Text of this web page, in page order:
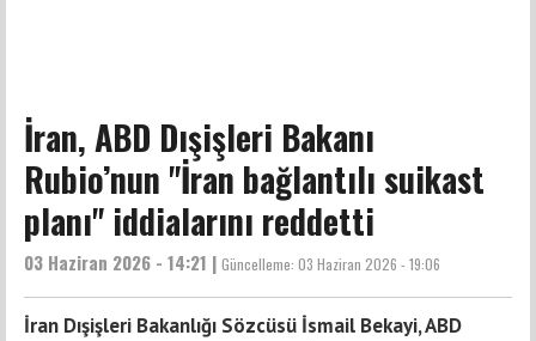
İran, ABD Dışişleri Bakanı
Rubio’nun "İran bağlantılı suikast
planı" iddialarını reddetti
03 Haziran 2026 - 14:21 | Güncelleme: 03 Haziran 2026 - 19:06
İran Dışişleri Bakanlığı Sözcüsü İsmail Bekayi, ABD